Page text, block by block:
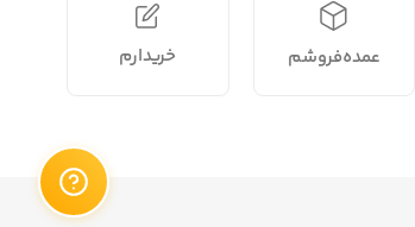
عمده‌فروشم خریدارم